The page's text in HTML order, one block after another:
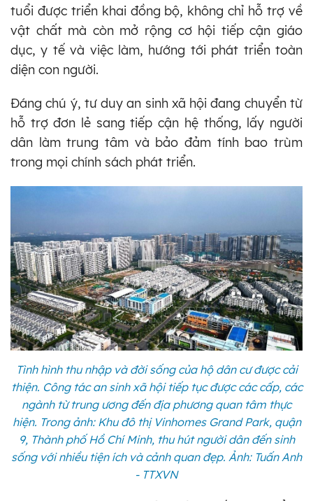
tuổi được triển khai đồng bộ, không chỉ hỗ trợ về
vật chất mà còn mở rộng cơ hội tiếp cận giáo
dục, y tế và việc làm, hướng tới phát triển toàn
diện con người.
Đáng chú ý, tư duy an sinh xã hội đang chuyển từ
hỗ trợ đơn lẻ sang tiếp cận hệ thống, lấy người
dân làm trung tâm và bảo đảm tính bao trùm
trong mọi chính sách phát triển.
Tình hình thu nhập và đời sống của hộ dân cư được cải
thiện. Công tác an sinh xã hội tiếp tục được các cấp, các
ngành từ trung ương đến địa phương quan tâm thực
hiện. Trong ảnh: Khu đô thị Vinhomes Grand Park, quận
9, Thành phố Hồ Chí Minh, thu hút người dân đến sinh
sống với nhiều tiện ích và cảnh quan đẹp. Ảnh: Tuấn Anh
- TTXVN